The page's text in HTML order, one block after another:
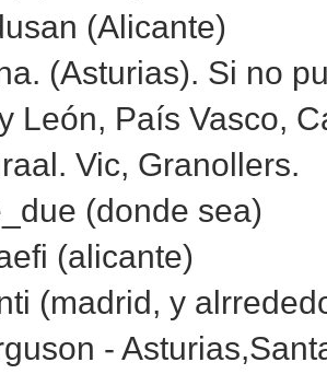
(Alicante)
(Asturias). Si no
León, País Vasco,
Vic, Granollers.
(donde sea)
(alicante)
(madrid, y
-